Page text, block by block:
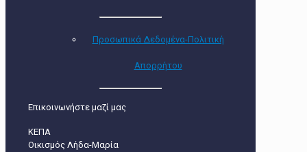
Προσωπικά Δεδομένα-Πολιτική
Απορρήτου
Επικοινωνήστε μαζί μας
ΚΕΠΑ
Οικισμός Λήδα-Μαρία